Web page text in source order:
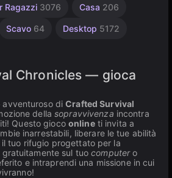
Ragazzi 3076 Casa 206
Scavo 64 Desktop 5172
Chronicles — gioca
avventuroso diCrafted Survival
dellasopravvivenza incontra
Questo gioco onlineti invita a
inarrestabili, liberare le tue abilità
tuo rifugio progettato per la
gratuitamente sul tuocomputero
e intraprendi una missione in cui